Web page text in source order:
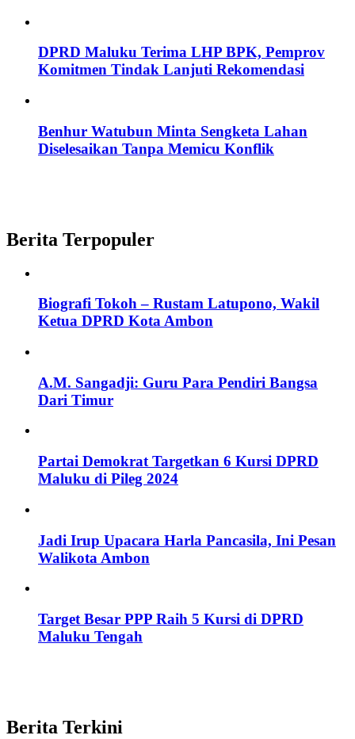
DPRD Maluku Terima LHP BPK, Pemprov
Komitmen Tindak Lanjuti Rekomendasi
Benhur Watubun Minta Sengketa Lahan
Diselesaikan Tanpa Memicu Konflik
Berita Terpopuler
Biografi Tokoh – Rustam Latupono, Wakil
Ketua DPRD Kota Ambon
A.M. Sangadji: Guru Para Pendiri Bangsa
Dari Timur
Partai Demokrat Targetkan 6 Kursi DPRD
Maluku di Pileg 2024
Jadi Irup Upacara Harla Pancasila, Ini Pesan
Walikota Ambon
Target Besar PPP Raih 5 Kursi di DPRD
Maluku Tengah
Berita Terkini